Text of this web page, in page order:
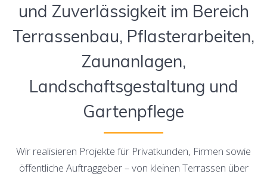
und Zuverlässigkeit im Bereich
Terrassenbau, Pflasterarbeiten,
Zaunanlagen,
Landschaftsgestaltung und
Gartenpflege
Wir realisieren Projekte für Privatkunden, Firmen sowie
öffentliche Auftraggeber – von kleinen Terrassen über